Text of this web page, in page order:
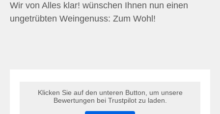
Wir von Alles klar! wünschen Ihnen nun einen
ungetrübten Weingenuss: Zum Wohl!
Klicken Sie auf den unteren Button, um unsere
Bewertungen bei Trustpilot zu laden.